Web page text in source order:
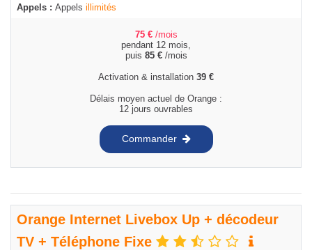
Appels : Appels illimités
75 € /mois
pendant 12 mois,
puis 85 €/mois
Activation & installation 39 €
Délais moyen actuel de Orange :
12 jours ouvrables
Commander
Orange Internet Livebox Up + décodeur
TV + Téléphone Fixe